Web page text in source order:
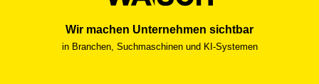
Wir machen Unternehmen sichtbar
in Branchen, Suchmaschinen und KI-Systemen